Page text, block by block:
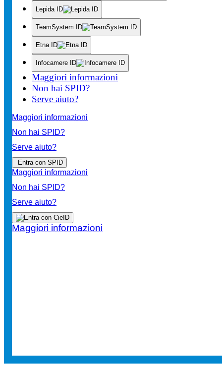
Lepida ID
TeamSystem ID
Etna ID
Infocamere ID
Maggiori informazioni
Non hai SPID?
Serve aiuto?
Maggiori informazioni
Non hai SPID?
Serve aiuto?
Entra con SPID
Maggiori informazioni
Non hai SPID?
Serve aiuto?
Maggiori informazioni